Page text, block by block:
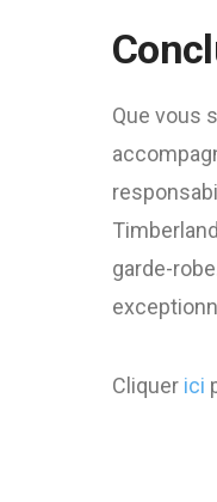
Que vous
garde-
Cliquer ici